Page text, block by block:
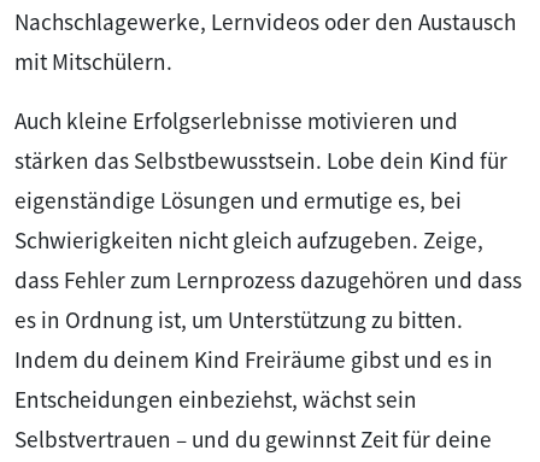
Nachschlagewerke, Lernvideos oder den Austausch
mit Mitschülern.
Auch kleine Erfolgserlebnisse motivieren und
stärken das Selbstbewusstsein. Lobe dein Kind für
eigenständige Lösungen und ermutige es, bei
Schwierigkeiten nicht gleich aufzugeben. Zeige,
dass Fehler zum Lernprozess dazugehören und dass
es in Ordnung ist, um Unterstützung zu bitten.
Indem du deinem Kind Freiräume gibst und es in
Entscheidungen einbeziehst, wächst sein
Selbstvertrauen – und du gewinnst Zeit für deine